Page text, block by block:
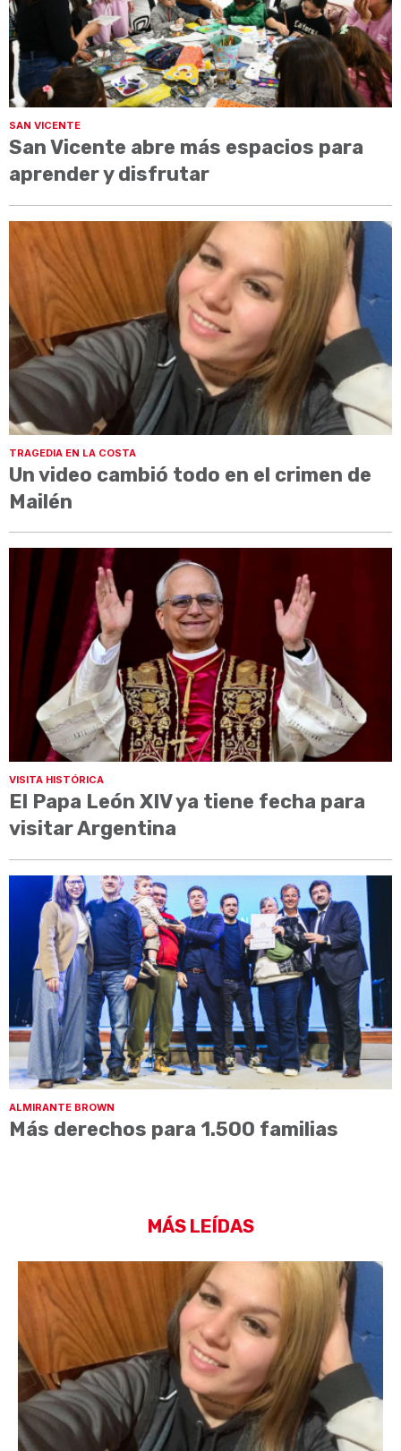
SAN VICENTE
San Vicente abre más espacios para
aprender y disfrutar
TRAGEDIA EN LA COSTA
Un video cambió todo en el crimen de
Mailén
VISITA HISTÓRICA
El Papa León XIV ya tiene fecha para
visitar Argentina
ALMIRANTE BROWN
Más derechos para 1.500 familias
MÁS LEÍDAS